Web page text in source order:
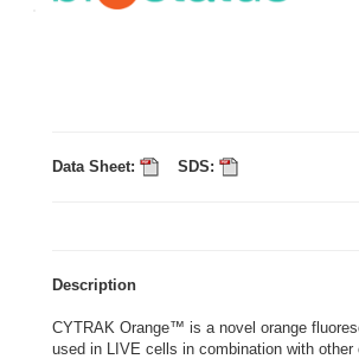
Data Sheet: SDS:
Description
CYTRAK Orange™ is a novel orange
used in LIVE cells in combination with